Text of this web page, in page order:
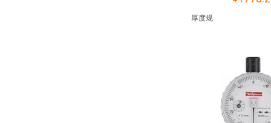
厚度规